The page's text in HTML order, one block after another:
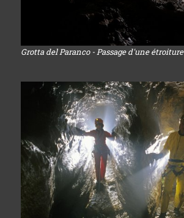
Grotta del Paranco - Passage d'une étroiture